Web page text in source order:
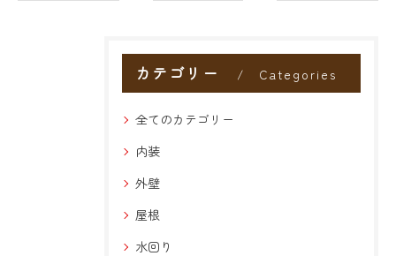
カテゴリー Categories
全てのカテゴリー
内装
外壁
屋根
水回り